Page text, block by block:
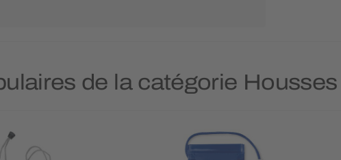
de la catégorie